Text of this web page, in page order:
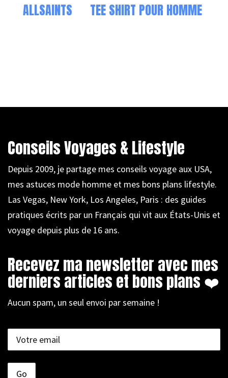
ALLSAINTS
TEE SHIRT POUR HOMME
Conseils Voyages & Lifestyle
Depuis 2009, je partage mes conseils voyage aux USA,
mes astuces mode homme et mes bons plans lifestyle.
Las Vegas, New York, Los Angeles, Paris : des guides
pratiques écrits par un Français qui vit aux États-Unis et
voyage depuis plus de 16 ans.
Recevez ma newsletter avec mes
derniers articles et bons plans ❤️
Aucun spam, un seul envoi par semaine !